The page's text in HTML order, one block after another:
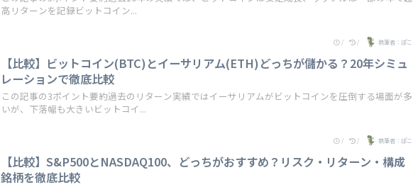
高リターンを記録ビットコイン...
/ / 執筆者：ぽこ
【比較】ビットコイン(BTC)とイーサリアム(ETH)どっちが儲かる？20年シミュ
レーションで徹底比較
この記事の3ポイント要約過去のリターン実績ではイーサリアムがビットコインを圧倒する場面が多
いが、下落幅も大きいビットコイ...
/ / 執筆者：ぽこ
【比較】S&P500とNASDAQ100、どっちがおすすめ？リスク・リターン・構成
銘柄を徹底比較